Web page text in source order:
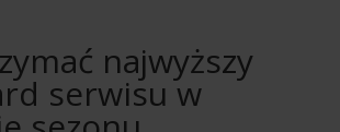
najwyższy
serwisu w